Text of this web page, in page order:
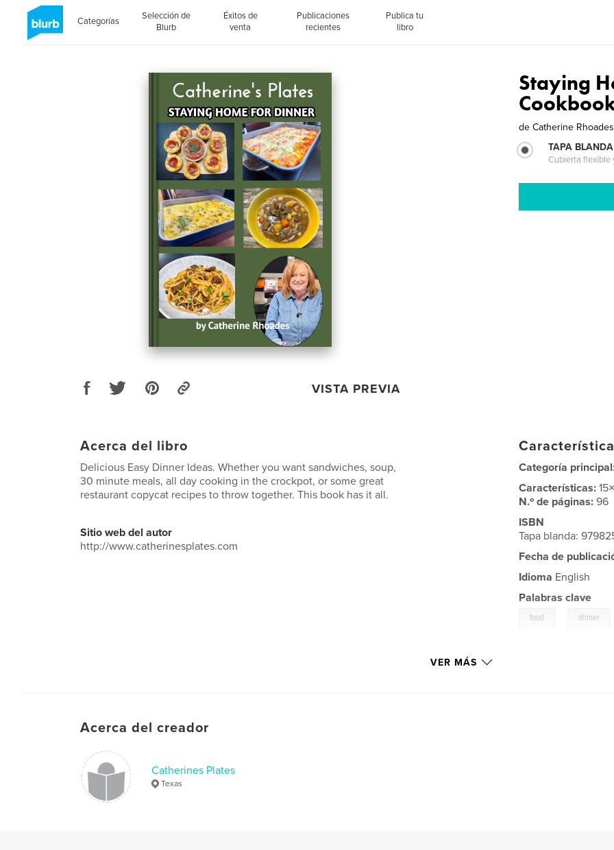
Categorías
Selección de
Blurb
Éxitos de
venta
Publicaciones
recientes
Publica tu
libro
VISTA PREVIA
Staying
de Catherine Rhoades
TAPA BLANDA
Cubierta flexible
Acerca del libro
Delicious Easy Dinner Ideas. Whether you want sandwiches, soup,
30 minute meals, all day cooking in the crockpot, or some great
restaurant copycat recipes to throw together. This book has it all.
Sitio web del autor
http://www.catherinesplates.com
Categoría
Características:
N.º de páginas:96
ISBN
Tapa blanda:
Fecha de
Idioma English
Palabras clave
food dinner
VER MÁS
Acerca del creador
Catherines Plates
Texas